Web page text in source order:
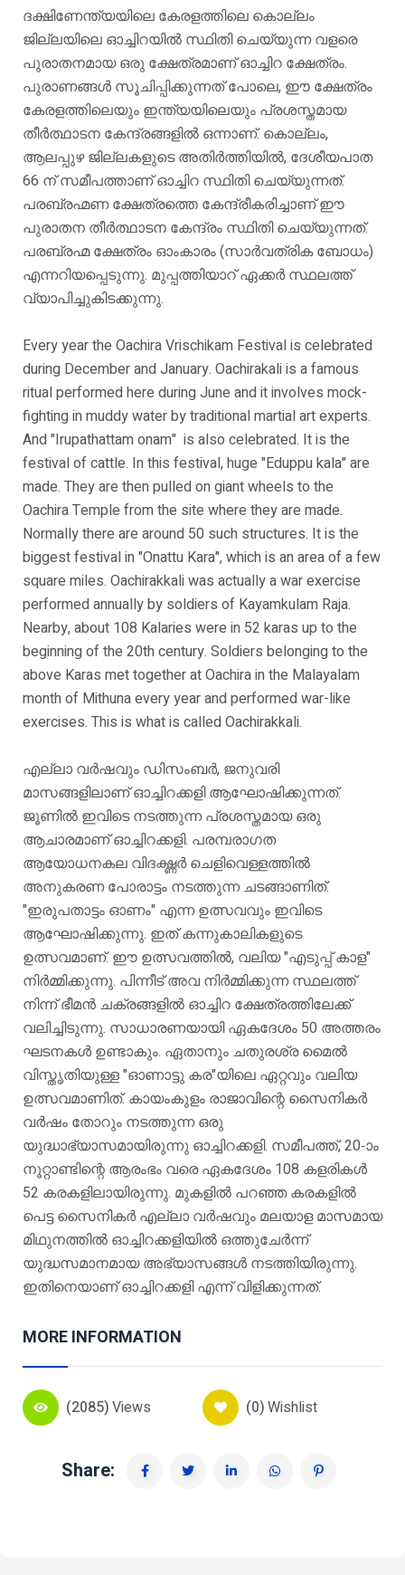
ദക്ഷിണേന്ത്യയിലെ കേരളത്തിലെ കൊല്ലം
ജില്ലയിലെ ഓച്ചിറയിൽ സ്ഥിതി ചെയ്യുന്ന വളരെ
പുരാതനമായ ഒരു ക്ഷേത്രമാണ് ഓച്ചിറ ക്ഷേത്രം.
പുരാണങ്ങൾ സൂചിപ്പിക്കുന്നത് പോലെ, ഈ ക്ഷേത്രം
കേരളത്തിലെയും ഇന്ത്യയിലെയും പ്രശസ്തമായ
തീർത്ഥാടന കേന്ദ്രങ്ങളിൽ ഒന്നാണ്. കൊല്ലം,
ആലപ്പുഴ ജില്ലകളുടെ അതിർത്തിയിൽ, ദേശീയപാത
66 ന് സമീപത്താണ് ഓച്ചിറ സ്ഥിതി ചെയ്യുന്നത്.
പരബ്രഹ്മണ ക്ഷേത്രത്തെ കേന്ദ്രീകരിച്ചാണ് ഈ
പുരാതന തീർത്ഥാടന കേന്ദ്രം സ്ഥിതി ചെയ്യുന്നത്.
പരബ്രഹ്മ ക്ഷേത്രം ഓംകാരം (സാർവത്രിക ബോധം)
എന്നറിയപ്പെടുന്നു. മുപ്പത്തിയാറ് ഏക്കർ സ്ഥലത്ത്
വ്യാപിച്ചുകിടക്കുന്നു.
Every year the Oachira Vrischikam Festival is celebrated
during December and January. Oachirakali is a famous
ritual performed here during June and it involves mock-
fighting in muddy water by traditional martial art experts.
And "Irupathattam onam" is also celebrated. It is the
festival of cattle. In this festival, huge "Eduppu kala" are
made. They are then pulled on giant wheels to the
Oachira Temple from the site where they are made.
Normally there are around 50 such structures. It is the
biggest festival in "Onattu Kara", which is an area of a few
square miles. Oachirakkali was actually a war exercise
performed annually by soldiers of Kayamkulam Raja.
Nearby, about 108 Kalaries were in 52 karas up to the
beginning of the 20th century. Soldiers belonging to the
above Karas met together at Oachira in the Malayalam
month of Mithuna every year and performed war-like
exercises. This is what is called Oachirakkali.
എല്ലാ വർഷവും ഡിസംബർ, ജനുവരി
മാസങ്ങളിലാണ് ഓച്ചിറക്കളി ആഘോഷിക്കുന്നത്.
ജൂണിൽ ഇവിടെ നടത്തുന്ന പ്രശസ്തമായ ഒരു
ആചാരമാണ് ഓച്ചിറക്കളി. പരമ്പരാഗത
ആയോധനകല വിദഗ്ദ്ധർ ചെളിവെള്ളത്തിൽ
അനുകരണ പോരാട്ടം നടത്തുന്ന ചടങ്ങാണിത്.
"ഇരുപതാട്ടം ഓണം" എന്ന ഉത്സവവും ഇവിടെ
ആഘോഷിക്കുന്നു. ഇത് കന്നുകാലികളുടെ
ഉത്സവമാണ്. ഈ ഉത്സവത്തിൽ, വലിയ "എടുപ്പ് കാള"
നിർമ്മിക്കുന്നു. പിന്നീട് അവ നിർമ്മിക്കുന്ന സ്ഥലത്ത്
നിന്ന് ഭീമൻ ചക്രങ്ങളിൽ ഓച്ചിറ ക്ഷേത്രത്തിലേക്ക്
വലിച്ചിടുന്നു. സാധാരണയായി ഏകദേശം 50 അത്തരം
ഘടനകൾ ഉണ്ടാകും. ഏതാനും ചതുരശ്ര മൈൽ
വിസ്തൃതിയുള്ള "ഓണാട്ടു കര"യിലെ ഏറ്റവും വലിയ
ഉത്സവമാണിത്. കായംകുളം രാജാവിന്റെ സൈനികർ
വർഷം തോറും നടത്തുന്ന ഒരു
യുദ്ധാഭ്യാസമായിരുന്നു ഓച്ചിറക്കളി. സമീപത്ത്, 20-ാം
നൂറ്റാണ്ടിന്റെ ആരംഭം വരെ ഏകദേശം 108 കളരികൾ
52 കരകളിലായിരുന്നു. മുകളിൽ പറഞ്ഞ കരകളിൽ
പെട്ട സൈനികർ എല്ലാ വർഷവും മലയാള മാസമായ
മിഥുനത്തിൽ ഓച്ചിറക്കളിയിൽ ഒത്തുചേർന്ന്
യുദ്ധസമാനമായ അഭ്യാസങ്ങൾ നടത്തിയിരുന്നു.
ഇതിനെയാണ് ഓച്ചിറക്കളി എന്ന് വിളിക്കുന്നത്.
MORE INFORMATION
(2085)Views (0)Wishlist
Share: